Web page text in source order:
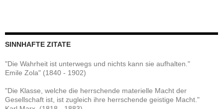
SINNHAFTE ZITATE
"Die Wahrheit ist unterwegs und nichts kann sie aufhalten."
Emile Zola" (1840 - 1902)
"Die Klasse, welche die herrschende materielle Macht der
Gesellschaft ist, ist zugleich ihre herrschende geistige Macht."